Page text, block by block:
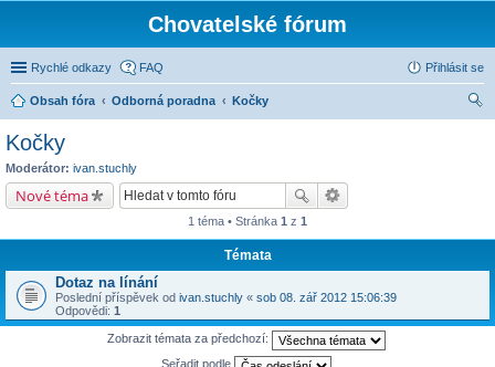
Chovatelské fórum
Rychlé odkazy FAQ Přihlásit se
Obsah fóra Odborná poradna
Kočky
Kočky
Moderátor: ivan.stuchly
Nové téma
1 téma • Stránka 1 z 1
Témata
Dotaz na línání
Poslední příspěvek od ivan.stuchly « sob 08. zář 2012 15:06:39
Odpovědi: 1
Zobrazit témata za předchozí:
Seřadit podle